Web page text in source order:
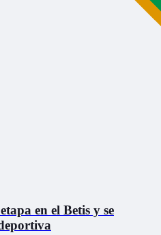
en el Betis y se